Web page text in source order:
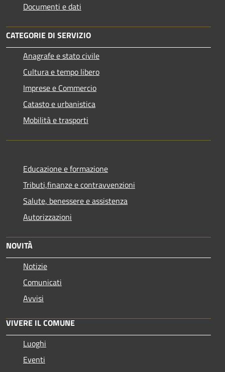
Documenti e dati
CATEGORIE DI SERVIZIO
Anagrafe e stato civile
Cultura e tempo libero
Imprese e Commercio
Catasto e urbanistica
Mobilità e trasporti
Educazione e formazione
Tributi,finanze e contravvenzioni
Salute, benessere e assistenza
Autorizzazioni
NOVITÀ
Notizie
Comunicati
Avvisi
VIVERE IL COMUNE
Luoghi
Eventi